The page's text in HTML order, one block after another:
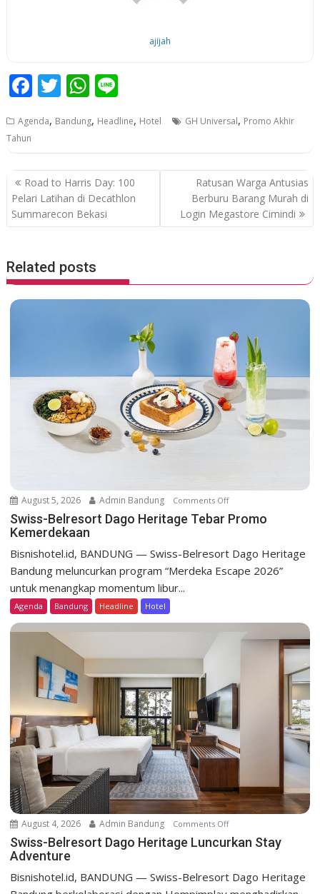
ajijah
F
e
b
o
o
k
T
itt
er
W
at
s
A
p
p
e
Agenda, Bandung, Headline, Hotel GH Universal, Promo Akhir
Tahun
P
o
s
n
a
i
Road to Harris Day: 100
Pelari Latihan di Decathlon
Summarecon Bekasi
Ratusan Warga Antusias
Berburu Barang Murah di
Login Megastore Cimindi
Related posts
August 5, 2026 Admin Bandung Comments Offo
n
B
e
o
t
g
o
e
i
Swiss-Belresort Dago Heritage Tebar Promo
Kemerdekaan
Bisnishotel.id, BANDUNG — Swiss-Belresort Dago Heritage
Bandung meluncurkan program “Merdeka Escape 2026”
untuk menangkap momentum libur...
Agenda Bandung Headline Hotel
August 4, 2026 Admin Bandung Comments Offo
n
Swiss-Belresort Dago Heritage Luncurkan Stay
Adventure
Bisnishotel.id, BANDUNG — Swiss-Belresort Dago Heritage